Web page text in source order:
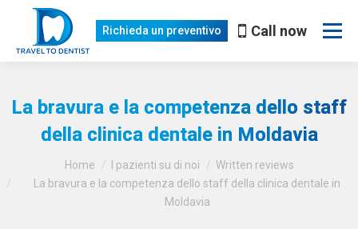
Richieda un preventivo Call now
La bravura e la competenza dello staff
della clinica dentale in Moldavia
Home I pazienti su di noi
Written reviews
La bravura e la competenza dello staff della clinica dentale in
Moldavia